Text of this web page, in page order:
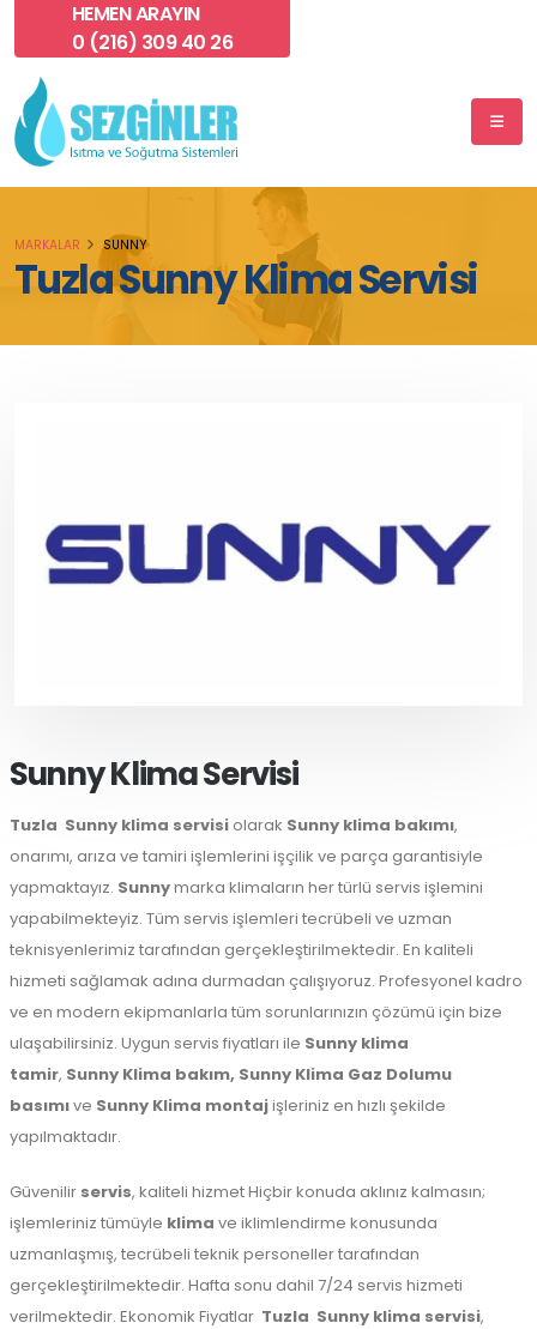
HEMEN ARAYIN
0 (216) 309 40 26
Tuzla Sunny Klima Servisi
MARKALAR SUNNY
Sunny Klima Servisi
Tuzla Sunny klima servisi olarak Sunny klima bakımı,
onarımı, arıza ve tamiri işlemlerini işçilik ve parça garantisiyle
yapmaktayız. Sunnymarka klimaların her türlü servis işlemini
yapabilmekteyiz. Tüm servis işlemleri tecrübeli ve uzman
teknisyenlerimiz tarafından gerçekleştirilmektedir. En kaliteli
hizmeti sağlamak adına durmadan çalışıyoruz. Profesyonel kadro
ve en modern ekipmanlarla tüm sorunlarınızın çözümü için bize
ulaşabilirsiniz. Uygun servis fiyatları ile Sunny klima
tamir, Sunny Klima bakım, Sunny Klima Gaz Dolumu
basımıve Sunny Klima montajişleriniz en hızlı şekilde
yapılmaktadır.
Güvenilir servis, kaliteli hizmet Hiçbir konuda aklınız kalmasın;
işlemleriniz tümüyle klima ve iklimlendirme konusunda
uzmanlaşmış, tecrübeli teknik personeller tarafından
gerçekleştirilmektedir. Hafta sonu dahil 7/24 servis hizmeti
verilmektedir. Ekonomik Fiyatlar Tuzla Sunny klima servisi,